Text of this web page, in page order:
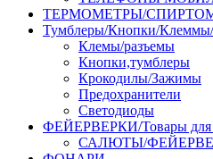
ТЕРМОМЕТРЫ/
Тумблеры/Кнопки/Клеммы/
Клемы/разъемы
Кнопки,тумблеры
Крокодилы/Зажимы
Предохранители
Светодиоды
ФЕЙЕРВЕРКИ/Товары
САЛЮТЫ/